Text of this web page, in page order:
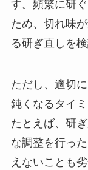
す。頻繁に研
ため、切れ味
る研ぎ直しを
ただし、適切
鈍くなるタイ
たとえば、研
な調整を行っ
えないことも